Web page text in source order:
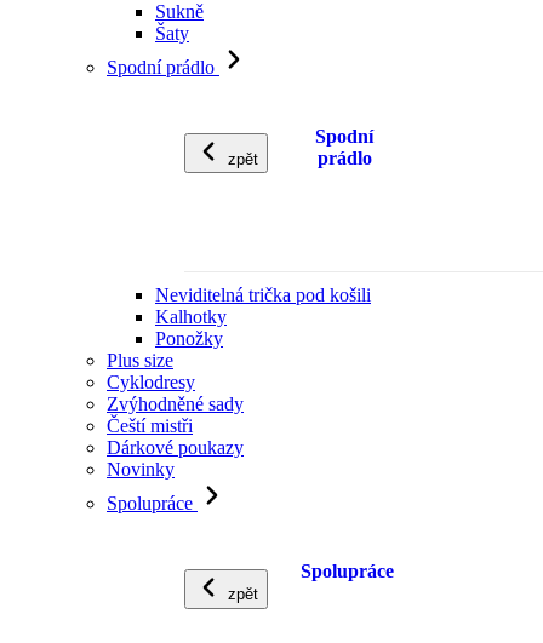
Sukně
Šaty
Spodní prádlo
zpět
Spodní
prádlo
Neviditelná trička pod košili
Kalhotky
Ponožky
Plus size
Cyklodresy
Zvýhodněné sady
Čeští mistři
Dárkové poukazy
Novinky
Spolupráce
zpět
Spolupráce